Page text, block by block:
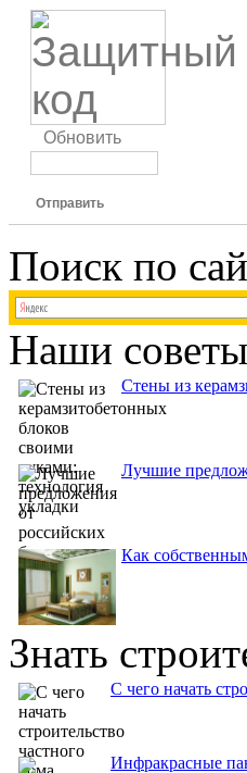
Обновить
Отправить
Поиск по
Наши советы
Стены из
Лучшие
Как
Знать
С чего начать
Инфракрасные